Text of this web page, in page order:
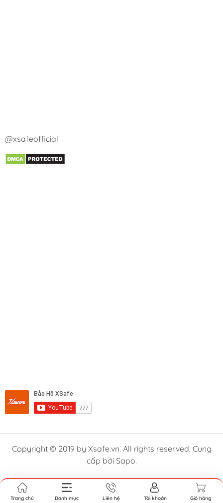
@xsafeofficial
Copyright © 2019 by Xsafe.vn. All rights reserved. Cung
cấp bởi Sapo.
Trang chủ Danh mục Liên hệ Tài khoản Giỏ hàng